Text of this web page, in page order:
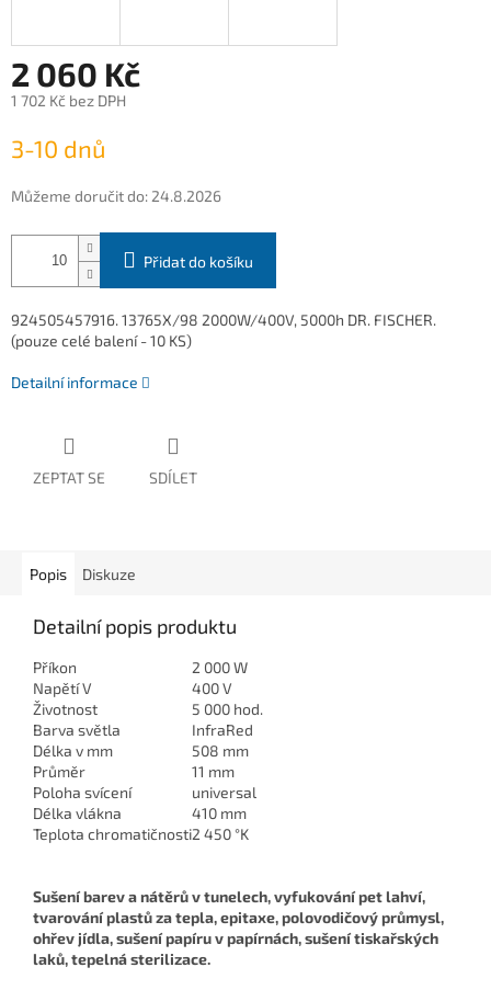
2 060 Kč
1 702 Kč bez DPH
cena:
3-10 dnů
Můžeme doručit do: 24.8.2026
Přidat do košíku
924505457916. 13765X/98 2000W/400V, 5000h DR. FISCHER.
(pouze celé balení - 10 KS)
Detailní informace
ZEPTAT SE SDÍLET
Popis Diskuze
Detailní popis produktu
Příkon
2 000 W
Napětí V
400 V
Životnost
5 000 hod.
Barva světla
InfraRed
Délka v mm
508 mm
Průměr
11 mm
Poloha svícení
universal
Délka vlákna
410 mm
Teplota chromatičnosti2 450 °K
Sušení barev a nátěrů v tunelech, vyfukování pet lahví,
tvarování plastů za tepla, epitaxe, polovodičový průmysl,
ohřev jídla, sušení papíru v papírnách, sušení tiskařských
laků, tepelná sterilizace.